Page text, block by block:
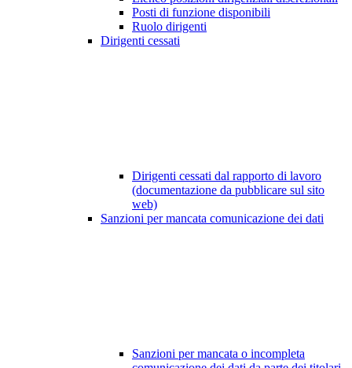
Posti di funzione disponibili
Ruolo dirigenti
Dirigenti cessati
Dirigenti cessati dal rapporto di lavoro
(documentazione da pubblicare sul sito
web)
Sanzioni per mancata comunicazione dei dati
Sanzioni per mancata o incompleta